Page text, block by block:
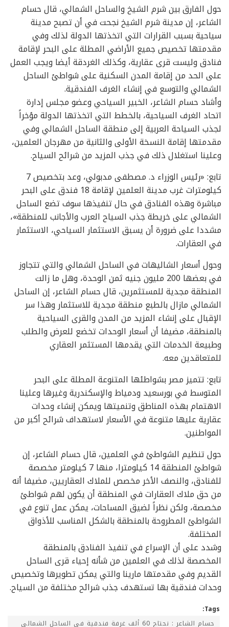
حول الفارق بين شرم الشيخ والساحل الشمالي، قال حسام
الشاعر، إن مدينة شرم الشيخ نجحت في أن تصبح مدينة
سياحية بسبب القرارات التي اتخذتها الدولة لذلك وفي
مقدمتها تخصيص جميع الأراضي المطلة على البحر لإقامة
فنادق وليست قرى عقارية، وكذلك الغردقة أيضا ويجب العمل
على الحد من إقامة المدن السكنية على شواطئ الساحل
الشمالي والتوسع في إنشاء الغرف الفندقية.
وأشاد حسام الشاعر، الخبير السياحي وعضو مجلس إدارة
اتحاد الغرف السياحية، بالخطط التي اتخذتها الدولة مؤخراً
لجذب السياحة العربية إلى منطقة الساحل الشمالي وفي
مقدمتها إقامة النسخة الأولى والثانية من مهرجان العلمين،
وعلينا استغلال ذلك في جذب المزيد من شرائح السياح.
تابع: «رئيس الوزراء د. مصطفى مدبولي، وعد بتخصيص 7
كيلومترات غرب مدينة العلمين لإقامة 18 فندق على البحر
مباشرة وهذه الفنادق في حال تنفيذها سوف تضع الساحل
الشمالي على خريطة جذب السياح العرب والأجانب للمنطقة»،
مشددا على ضرورة أن يسبق الاستثمار السياحي، الاستثمار
في العقارات.
وحول أسعار الشاليهات في الساحل الشمالي والتي تتجاوز
في بعضها 200 مليون جنيه ثمن الوحدة، وهل ما زالت
المنطقة مجدية للمستثمرين، قال حسام الشاعر، إن الساحل
الشمالي مازال بالطبع منطقة مجدية للاستثمار وهذا سر
الإقبال على إنشاء المزيد من المدن والقرى السياحية
بالمنطقة، مضيفا أن أسعار الوحدات تخضع للعرض والطلب
وطبيعة الخدمات التي يقدمها المستثمر العقاري
للمتعاقدين معه.
تابع: تتميز مصر بشواطئها المتنوعة المطلة على البحر
المتوسط في بورسعيد ودمياط والإسكندرية وغيرها وعلينا
الاهتمام بهذه المناطق وتنميتها ويمكن إنشاء وحدات
عقارية عليها متنوعة في الأسعار لاستهداف شرائح أكبر من
المواطنين.
حول تنظيم الشواطئ في العلمين، قال حسام الشاعر، إن
شواطئ المنطقة 14 كيلومترا، منها 7 كيلومتر مخصصة
للفنادق، والنصف الأخر مخصص للملاك العقاريين، مضيفا أنه
من حق ملاك العقارات في المنطقة أن يكون لهم شواطئ
مخصصة، ولكن نظراً لضيق المساحات، يمكن عمل تنوع في
الشواطئ المطروحة بالمنطقة بالشكل المناسب للأذواق
المختلفة.
وشدد على أن الإسراع في تنفيذ الفنادق بالمنطقة
المخصصة لذلك في العلمين من شأنه إحياء قرى الساحل
القديم وفي مقدمتها مارينا والتي يمكن تطويرها وتخصيص
وحدات فندقية بها تستهدف جذب شرائح مختلفة من السياح.
Tags:
حسام الشاعر : نحتاج 60 ألف غرفة فندقية في الساحل الشمالي